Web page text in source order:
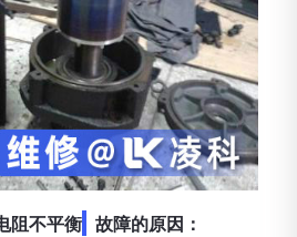
阻不平衡 故障的原因：